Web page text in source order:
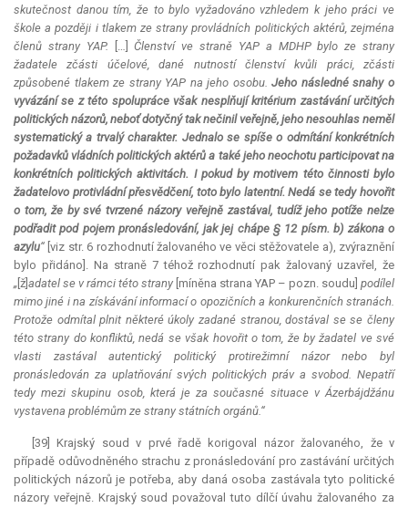
skutečnost danou tím, že to bylo vyžadováno vzhledem k jeho práci ve
škole a později i tlakem ze strany provládních politických aktérů, zejména
členů strany YAP. […]Členství ve straně YAP a MDHP bylo ze strany
žadatele zčásti účelové, dané nutností členství kvůli práci, zčásti
způsobené tlakem ze strany YAP na jeho osobu.Jeho následné snahy o
vyvázání se z této spolupráce však nesplňují kritérium zastávání určitých
politických názorů, neboť dotyčný tak nečinil veřejně, jeho nesouhlas neměl
systematický a trvalý charakter. Jednalo se spíše o odmítání konkrétních
požadavků vládních politických aktérů a také jeho neochotu participovat na
konkrétních politických aktivitách. I pokud by motivem této činnosti bylo
žadatelovo protivládní přesvědčení, toto bylo latentní. Nedá se tedy hovořit
o tom, že by své tvrzené názory veřejně zastával, tudíž jeho potíže nelze
podřadit pod pojem pronásledování, jak jej chápe § 12 písm. b) zákona o
azylu“ [viz str. 6 rozhodnutí žalovaného ve věci stěžovatele a), zvýraznění
bylo přidáno]. Na straně 7 téhož rozhodnutí pak žalovaný uzavřel, že
„ [ž] adatel se v rámci této strany [míněna strana YAP – pozn. soudu] podílel
mimo jiné i na získávání informací o opozičních a konkurenčních stranách.
Protože odmítal plnit některé úkoly zadané stranou, dostával se se členy
této strany do konfliktů, nedá se však hovořit o tom, že by žadatel ve své
vlasti zastával autentický politický protirežimní názor nebo byl
pronásledován za uplatňování svých politických práv a svobod. Nepatří
tedy mezi skupinu osob, která je za současné situace v Ázerbájdžánu
vystavena problémům ze strany státních orgánů.“
[39] Krajský soud v prvé řadě korigoval názor žalovaného, že v
případě odůvodněného strachu z pronásledování pro zastávání určitých
politických názorů je potřeba, aby daná osoba zastávala tyto politické
názory veřejně. Krajský soud považoval tuto dílčí úvahu žalovaného za